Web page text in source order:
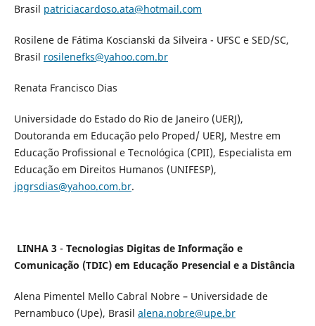
Brasil patriciacardoso.ata@hotmail.com
Rosilene de Fátima Koscianski da Silveira - UFSC e SED/SC,
Brasil rosilenefks@yahoo.com.br
Renata Francisco Dias
Universidade do Estado do Rio de Janeiro (UERJ),
Doutoranda em Educação pelo Proped/ UERJ, Mestre em
Educação Profissional e Tecnológica (CPII), Especialista em
Educação em Direitos Humanos (UNIFESP),
jpgrsdias@yahoo.com.br.
LINHA 3 - Tecnologias Digitas de Informação e
Comunicação (TDIC) em Educação Presencial e a Distância
Alena Pimentel Mello Cabral Nobre – Universidade de
Pernambuco (Upe), Brasil alena.nobre@upe.br